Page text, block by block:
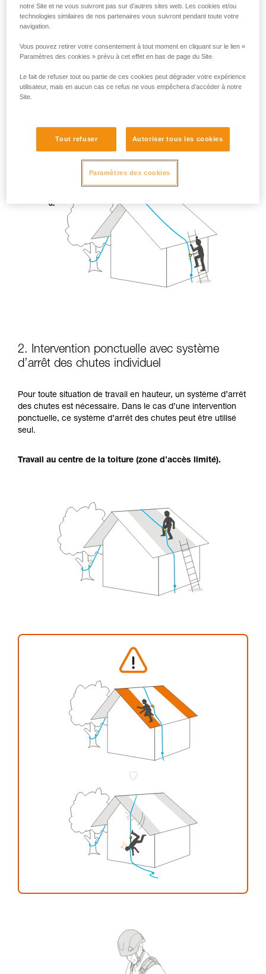
2. Intervention ponctuelle avec système
d’arrêt des chutes individuel
Pour toute situation de travail en hauteur, un système d’arrêt
des chutes est nécessaire. Dans le cas d’une intervention
ponctuelle, ce système d’arrêt des chutes peut être utilisé
seul.
Travail au centre de la toiture (zone d’accès limité).
notre Site et ne vous suivront pas sur d’autres sites web. Les cookies et/ou
technologies similaires de nos partenaires vous suivront pendant toute votre
navigation.
Vous pouvez retirer votre consentement à tout moment en cliquant sur le lien «
Paramètres des cookies » prévu à cet effet en bas de page du Site.
Le fait de refuser tout ou partie de ces cookies peut dégrader votre expérience
utilisateur, mais en aucun cas ce refus ne vous empêchera d’accéder à notre
Site.
Tout refuser Autoriser tous les cookies
Paramètres des cookies